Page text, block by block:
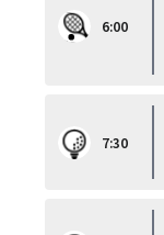
6:00
7:30